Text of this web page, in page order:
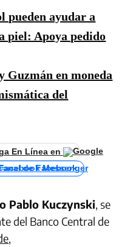
pueden ayudar a
piel: Apoya pedido
Guzmán en moneda
del
En Línea en
de Facebook
Pablo Kuczynski, se
del Banco Central de
,